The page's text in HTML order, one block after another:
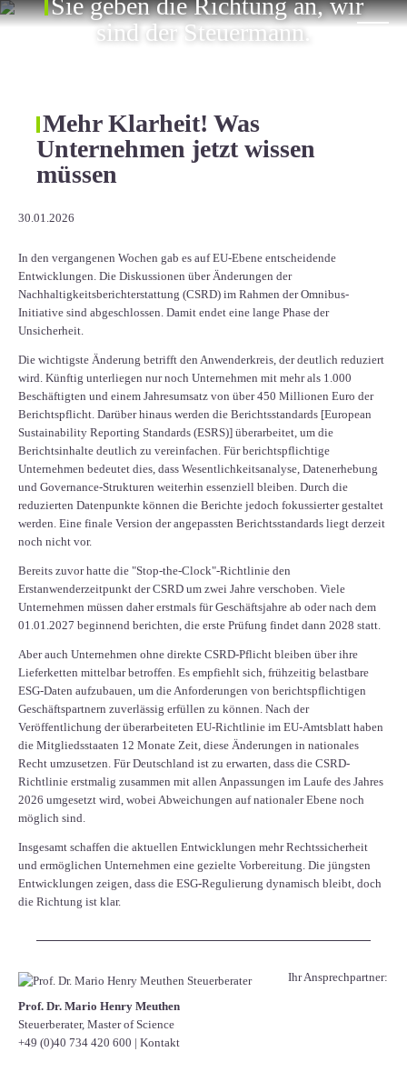
Sie geben die Richtung an, wir
sind der Steuermann.
Mehr Klarheit! Was
Unternehmen jetzt wissen
müssen
30.01.2026
In den vergangenen Wochen gab es auf EU-Ebene entscheidende
Entwicklungen. Die Diskussionen über Änderungen der
Nachhaltigkeitsberichterstattung (CSRD) im Rahmen der Omnibus-
Initiative sind abgeschlossen. Damit endet eine lange Phase der
Unsicherheit.
Die wichtigste Änderung betrifft den Anwenderkreis, der deutlich reduziert
wird. Künftig unterliegen nur noch Unternehmen mit mehr als 1.000
Beschäftigten und einem Jahresumsatz von über 450 Millionen Euro der
Berichtspflicht. Darüber hinaus werden die Berichtsstandards [European
Sustainability Reporting Standards (ESRS)] überarbeitet, um die
Berichtsinhalte deutlich zu vereinfachen. Für berichtspflichtige
Unternehmen bedeutet dies, dass Wesentlichkeitsanalyse, Datenerhebung
und Governance-Strukturen weiterhin essenziell bleiben. Durch die
reduzierten Datenpunkte können die Berichte jedoch fokussierter gestaltet
werden. Eine finale Version der angepassten Berichtsstandards liegt derzeit
noch nicht vor.
Bereits zuvor hatte die "Stop-the-Clock"-Richtlinie den
Erstanwenderzeitpunkt der CSRD um zwei Jahre verschoben. Viele
Unternehmen müssen daher erstmals für Geschäftsjahre ab oder nach dem
01.01.2027 beginnend berichten, die erste Prüfung findet dann 2028 statt.
Aber auch Unternehmen ohne direkte CSRD-Pflicht bleiben über ihre
Lieferketten mittelbar betroffen. Es empfiehlt sich, frühzeitig belastbare
ESG-Daten aufzubauen, um die Anforderungen von berichtspflichtigen
Geschäftspartnern zuverlässig erfüllen zu können. Nach der
Veröffentlichung der überarbeiteten EU-Richtlinie im EU-Amtsblatt haben
die Mitgliedsstaaten 12 Monate Zeit, diese Änderungen in nationales
Recht umzusetzen. Für Deutschland ist zu erwarten, dass die CSRD-
Richtlinie erstmalig zusammen mit allen Anpassungen im Laufe des Jahres
2026 umgesetzt wird, wobei Abweichungen auf nationaler Ebene noch
möglich sind.
Insgesamt schaffen die aktuellen Entwicklungen mehr Rechtssicherheit
und ermöglichen Unternehmen eine gezielte Vorbereitung. Die jüngsten
Entwicklungen zeigen, dass die ESG-Regulierung dynamisch bleibt, doch
die Richtung ist klar.
Ihr Ansprechpartner:
Prof. Dr. Mario Henry Meuthen
Steuerberater, Master of Science
+49 (0)40 734 420 600 | Kontakt
ÜBER UNS
KONTAKT